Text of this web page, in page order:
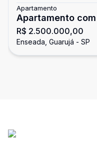
Apartamento
Apartamento
dormitórios,
R$ 2.500.000,00
Enseada, Guarujá - SP